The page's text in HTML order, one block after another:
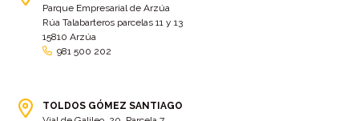
Parque Empresarial de Arzúa
Rúa Talabarteros parcelas 11 y 13
15810 Arzúa
981 500 202
TOLDOS GÓMEZ SANTIAGO